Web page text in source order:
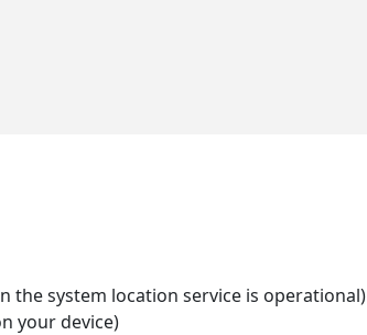
the system location service is operational)
your device)